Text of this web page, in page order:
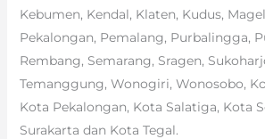
Kebumen, Kendal, Klaten, Kudus,
Pekalongan, Pemalang, Purbalingga,
Rembang, Semarang, Sragen,
Temanggung, Wonogiri, Wonosobo,
Kota Pekalongan, Kota Salatiga, Kota
Surakarta dan Kota Tegal.